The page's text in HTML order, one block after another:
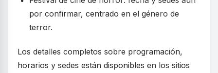
por confirmar, centrado en el género de
terror.
Los detalles completos sobre programación,
horarios y sedes están disponibles en los sitios